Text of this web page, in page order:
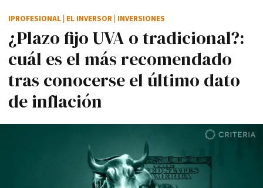
¿Plazo fijo UVA o tradicional?:
cuál es el más recomendado
tras conocerse el último dato
de inflación
IPROFESIONAL EL INVERSOR INVERSIONES